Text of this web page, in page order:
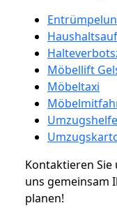
Möbellift
Möbeltaxi
Kontaktieren Sie
uns gemeinsam
planen!